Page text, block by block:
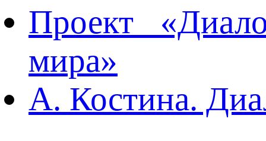
Проект
мира»
А. Костина.